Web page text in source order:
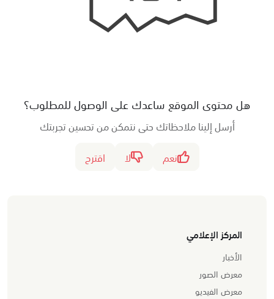
هل محتوى الموقع ساعدك على الوصول للمطلوب؟
أرسل إلينا ملاحظاتك حتى نتمكن من تحسين تجربتك
نعم
لا اقترح
المركز الإعلامي
الأخبار
معرض الصور
معرض الفيديو